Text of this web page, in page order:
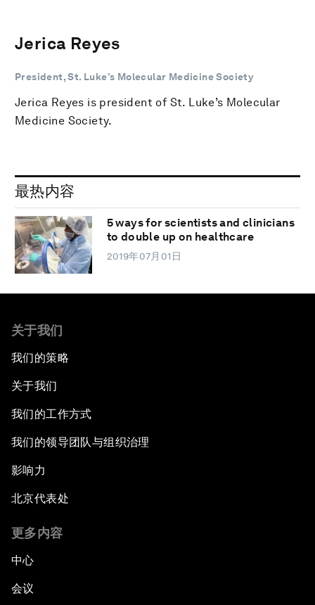
Jerica Reyes
President, St. Luke’s Molecular Medicine Society
Jerica Reyes is president of St. Luke’s Molecular
Medicine Society.
最热内容
5 ways for scientists and clinicians
to double up on healthcare
2019年07月01日
关于我们
我们的策略
关于我们
我们的工作方式
我们的领导团队与组织治理
影响力
北京代表处
更多内容
中心
会议